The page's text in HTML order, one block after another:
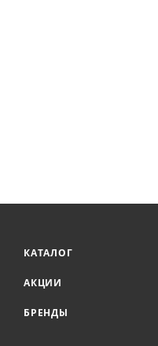
КАТАЛОГ
АКЦИИ
БРЕНДЫ